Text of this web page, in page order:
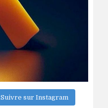
Suivre sur Instagram